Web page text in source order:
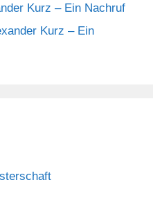
Kurz – Ein Nachruf
Kurz – Ein